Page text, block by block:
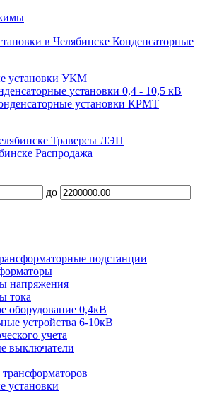
Конденсаторные
установки УКМ
установки 0,4 - 10,5 кВ
установки КРМТ
Траверсы ЛЭП
Распродажа
до
подстанции
напряжения
тока
оборудование 0,4кВ
устройства 6-10кВ
учета
выключатели
установки